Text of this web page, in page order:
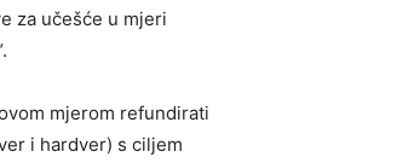
za učešće u mjeri
mjerom refundirati
i hardver) s ciljem